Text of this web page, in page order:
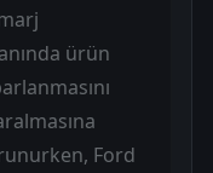
ürün
Ford